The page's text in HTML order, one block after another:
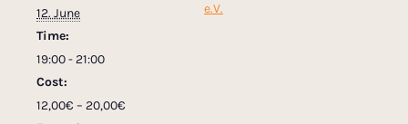
12. June
Time:
19:00 - 21:00
Cost:
12,00€ – 20,00€
e.V.